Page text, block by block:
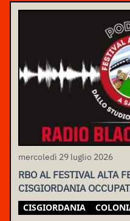
mercoledì 29 luglio 2026
RBO AL FESTIVAL ALTA
CISGIORDANIA
CISGIORDANIA